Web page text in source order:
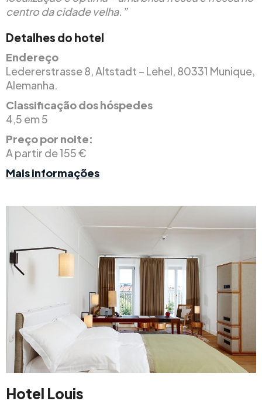
centro da cidade velha.”
Detalhes do hotel
Endereço
Ledererstrasse 8, Altstadt – Lehel, 80331 Munique,
Alemanha.
Classificação dos hóspedes
4,5 em 5
Preço por noite:
A partir de 155 €
Mais informações
Hotel Louis